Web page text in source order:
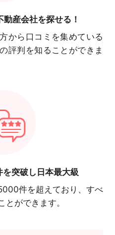
動産会社を探せる！
から口コミを集めている
評判を知ることができま
突破し日本最大級
件を超えており、すべ
とができます。